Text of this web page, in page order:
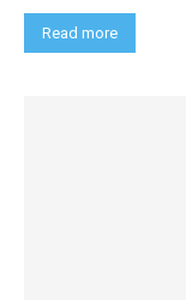
Read more